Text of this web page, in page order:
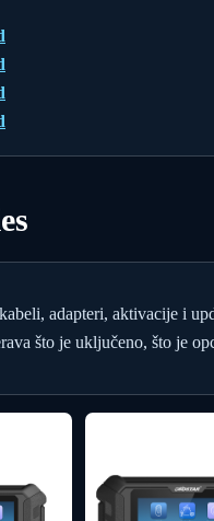
adapteri, aktivacije i
što je uključeno, što je